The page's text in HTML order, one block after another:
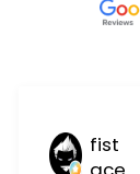
fist